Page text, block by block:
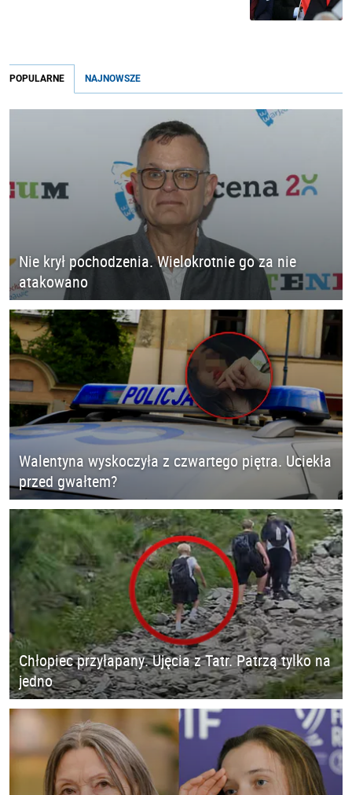
POPULARNE NAJNOWSZE
Nie krył pochodzenia. Wielokrotnie go za nie
atakowano
Walentyna wyskoczyła z czwartego piętra. Uciekła
przed gwałtem?
Chłopiec przyłapany. Ujęcia z Tatr. Patrzą tylko na
jedno